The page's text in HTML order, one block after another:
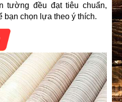
tường đều đạt tiêu chuẩn,
bạn chọn lựa theo ý thích.